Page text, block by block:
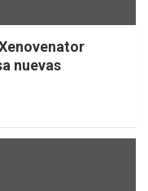
nuevas